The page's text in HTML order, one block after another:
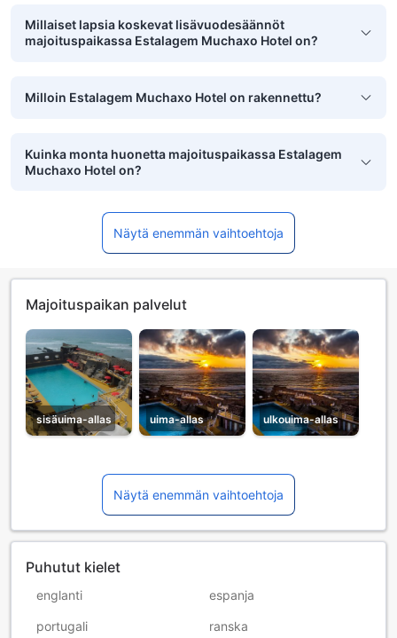
Millaiset lapsia koskevat lisävuodesäännöt
majoituspaikassa Estalagem Muchaxo Hotel on?
Milloin Estalagem Muchaxo Hotel on rakennettu?
Kuinka monta huonetta majoituspaikassa Estalagem
Muchaxo Hotel on?
Näytä enemmän vaihtoehtoja
Majoituspaikan palvelut
sisäuima-allas uima-allas ulkouima-allas
Näytä enemmän vaihtoehtoja
Puhutut kielet
englanti espanja
portugali ranska